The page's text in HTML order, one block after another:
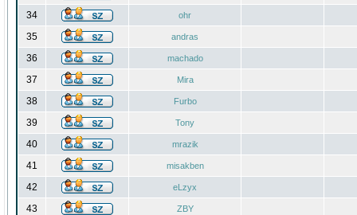
34 ohr
35 andras
36 machado
37 Mira
38 Furbo
39 Tony
40 mrazik
41 misakben
42 eLzyx
43 ZBY